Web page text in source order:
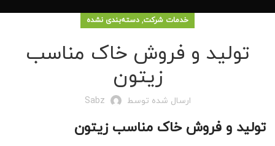
خدمات شرکت, دسته‌بندی نشده
تولید و فروش خاک مناسب
زیتون
ارسال شده توسط Sabz
تولید و فروش خاک مناسب زیتون